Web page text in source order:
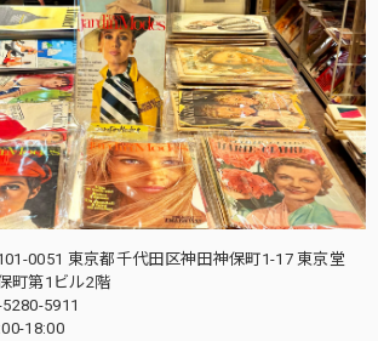
0051 東京都千代田区神田神保町1-17 東京堂
町第1ビル2階
5911
18:00